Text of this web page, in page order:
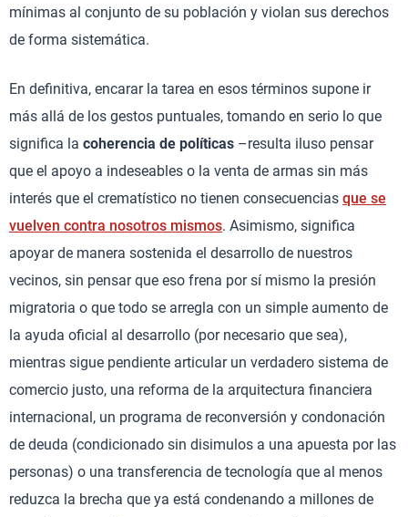
mínimas al conjunto de su población y violan sus derechos
de forma sistemática.
En definitiva, encarar la tarea en esos términos supone ir
más allá de los gestos puntuales, tomando en serio lo que
significa la coherencia de políticas –resulta iluso pensar
que el apoyo a indeseables o la venta de armas sin más
interés que el crematístico no tienen consecuencias que se
vuelven contra nosotros mismos. Asimismo, significa
apoyar de manera sostenida el desarrollo de nuestros
vecinos, sin pensar que eso frena por sí mismo la presión
migratoria o que todo se arregla con un simple aumento de
la ayuda oficial al desarrollo (por necesario que sea),
mientras sigue pendiente articular un verdadero sistema de
comercio justo, una reforma de la arquitectura financiera
internacional, un programa de reconversión y condonación
de deuda (condicionado sin disimulos a una apuesta por las
personas) o una transferencia de tecnología que al menos
reduzca la brecha que ya está condenando a millones de